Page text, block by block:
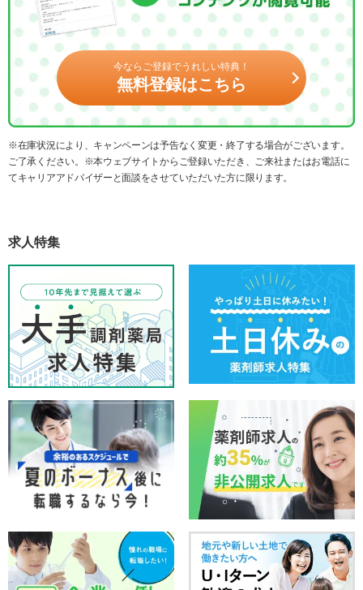
今ならご登録でうれしい特典！
無料登録はこちら
※在庫状況により、キャンペーンは予告なく変更・終了する場合がございます。
ご了承ください。※本ウェブサイトからご登録いただき、ご来社またはお電話に
てキャリアアドバイザーと面談をさせていただいた方に限ります。
求人特集